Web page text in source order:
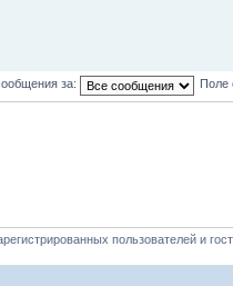
за: Поле
пользователей и